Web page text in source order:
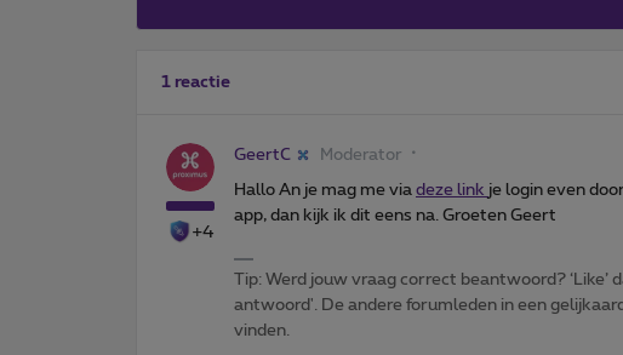
1 reactie
+4
GeertC Moderator
Hallo An je mag me via deze link je login even
app, dan kijk ik dit eens na. Groeten Geert
Tip: Werd jouw vraag correct beantwoord?
antwoord'. De andere forumleden in een
vinden.